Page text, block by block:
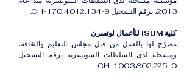
2013، برقم التسجيل CH-170.4.012.134-9.
كلية ISBM للأعمال لوتسرن
مصرّح لها بالعمل من قبل مجلس التعليم والثقافة،
ومسجلة لدى السلطات السويسرية برقم التسجيل
CH-100.3.802.225-0.